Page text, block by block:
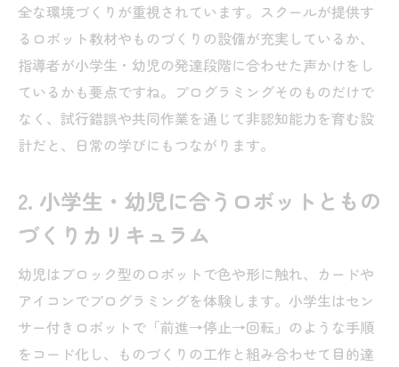
全な環境づくりが重視されています。スクールが提供す
るロボット教材やものづくりの設備が充実しているか、
指導者が小学生・幼児の発達段階に合わせた声かけをし
ているかも要点ですね。プログラミングそのものだけで
なく、試行錯誤や共同作業を通じて非認知能力を育む設
計だと、日常の学びにもつながります。
2. 小学生・幼児に合うロボットともの
づくりカリキュラム
幼児はブロック型のロボットで色や形に触れ、カードや
アイコンでプログラミングを体験します。小学生はセン
サー付きロボットで「前進→停止→回転」のような手順
をコード化し、ものづくりの工作と組み合わせて目的達